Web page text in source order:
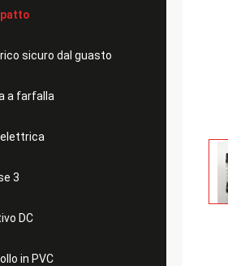
sicuro dal guasto
a farfalla
3
DC
in PVC